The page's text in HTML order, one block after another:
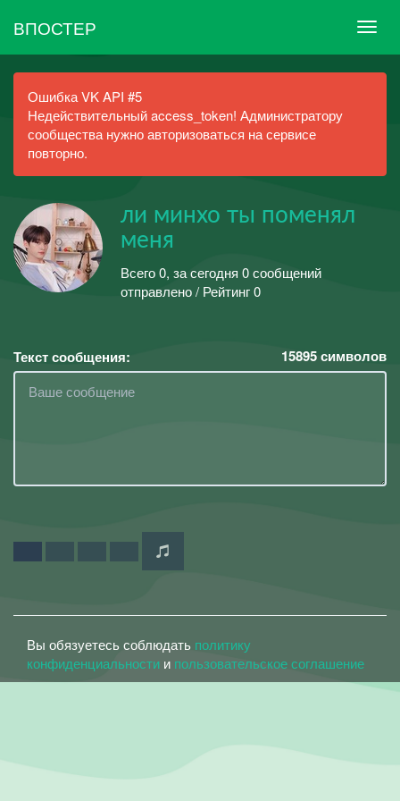
ВПОСТЕР
Ошибка VK API #5
Недействительный access_token! Администратору
сообщества нужно авторизоваться на сервисе
повторно.
ли минхо ты поменял
меня
Всего 0, за сегодня 0 сообщений
отправлено / Рейтинг 0
Текст сообщения: 15895символов
Вы обязуетесь соблюдать политику
конфиденциальности и пользовательское соглашение